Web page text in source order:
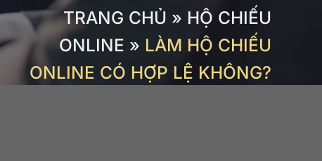
TRANG CHỦ » HỘ CHIẾU
ONLINE » LÀM HỘ CHIẾU
ONLINE CÓ HỢP LỆ KHÔNG?